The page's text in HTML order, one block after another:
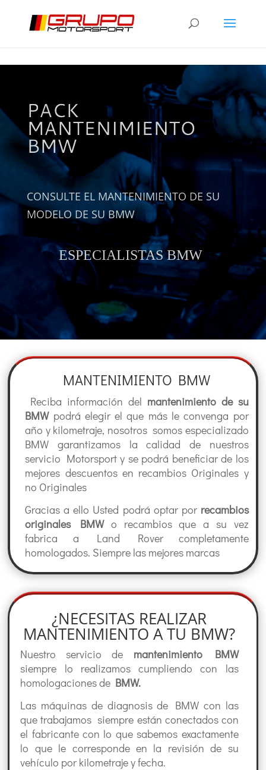
PACK
MANTENIMIENTO
BMW
CONSULTE EL MANTENIMIENTO DE SU
MODELO DE SU BMW
ESPECIALISTAS BMW
MANTENIMIENTO BMW
Reciba información del mantenimiento de su
BMWpodrá elegir el que más le convenga por
año y kilometraje, nosotros somos especializado
BMW garantizamos la calidad de nuestros
servicio Motorsport y se podrá beneficiar de los
mejores descuentos en recambios Originales y
no Originales
Gracias a ello Usted podrá optar por recambios
originales BMWo recambios que a su vez
fabrica a Land Rover completamente
homologados. Siempre las mejores marcas
¿NECESITAS REALIZAR
MANTENIMIENTO A TU BMW?
Nuestro servicio de mantenimiento BMW
siempre lo realizamos cumpliendo con las
homologaciones de BMW.
Las máquinas de diagnosis de BMW con las
que trabajamos siempre están conectados con
el fabricante con lo que sabemos exactamente
lo que le corresponde en la revisión de su
vehículo por kilometraje y fecha.